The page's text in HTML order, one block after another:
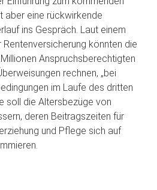
aber eine rückwirkende
ins Gespräch. Laut einem
könnten die
Anspruchsberechtigten
rechnen, „bei
im Laufe des dritten
soll die Altersbezüge von
deren Beitragszeiten für
und Pflege sich auf